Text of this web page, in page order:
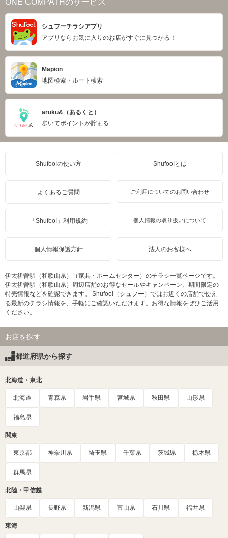
ONE COMPATHのサービス
シュフーチラシアプリ
アプリならお気に入りのお店がすぐに見つかる！
Mapion
地図検索・ルート検索
aruku&（あるくと）
歩いてポイントが貯まる
Shufoo!の使い方 Shufoo!とは
よくあるご質問 ご利用についてのお問い合わせ
「Shufoo!」利用規約 個人情報の取り扱いについて
個人情報保護方針 法人のお客様へ
伊太祈曽駅（和歌山県）（家具・ホームセンター）のチラシ一覧ページです。
伊太祈曽駅（和歌山県）周辺店舗のお得なセールやキャンペーン、期間限定の
特売情報などを確認できます。 Shufoo!（シュフー）ではお近くの店舗で使え
る最新のチラシ情報を、手軽にご確認いただけます。お得な情報をぜひご活用
ください。
お店を探す
都道府県から探す
北海道・東北
北海道 青森県 岩手県 宮城県 秋田県 山形県
福島県
関東
東京都 神奈川県 埼玉県 千葉県 茨城県 栃木県
群馬県
北陸・甲信越
山梨県 長野県 新潟県 富山県 石川県 福井県
東海